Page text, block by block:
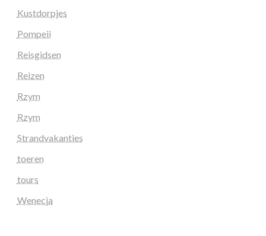
Kustdorpjes
Pompeii
Reisgidsen
Reizen
Rzym
Rzym
Strandvakanties
toeren
tours
Wenecja